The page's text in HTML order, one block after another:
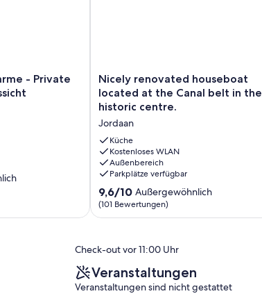
- Private
Nicely
renovated
houseboat
at
the
Canal
belt
in
the
historic
centre.
Nicely renovated houseboat
located at the Canal belt in the
historic centre.
Jordaan
Küche
Kostenloses WLAN
Außenbereich
Parkplätze verfügbar
9.6
von
10,
Bewertungen)
9,6/10 Außergewöhnlich
(101 Bewertungen)
Check-out vor 11:00 Uhr
Veranstaltungen
Veranstaltungen sind nicht gestattet